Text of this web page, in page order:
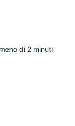
di 2 minuti